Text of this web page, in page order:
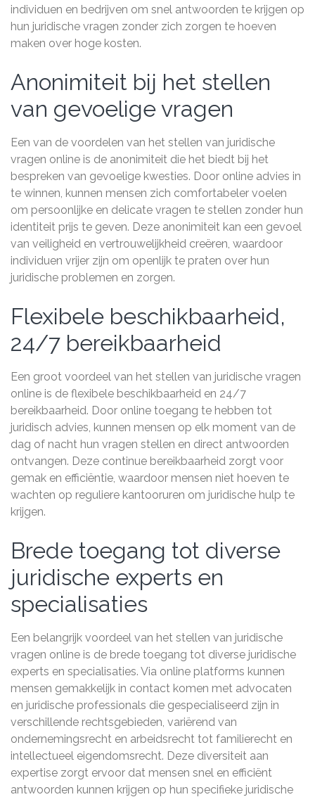
individuen en bedrijven om snel antwoorden te krijgen op
hun juridische vragen zonder zich zorgen te hoeven
maken over hoge kosten.
Anonimiteit bij het stellen
van gevoelige vragen
Een van de voordelen van het stellen van juridische
vragen online is de anonimiteit die het biedt bij het
bespreken van gevoelige kwesties. Door online advies in
te winnen, kunnen mensen zich comfortabeler voelen
om persoonlijke en delicate vragen te stellen zonder hun
identiteit prijs te geven. Deze anonimiteit kan een gevoel
van veiligheid en vertrouwelijkheid creëren, waardoor
individuen vrijer zijn om openlijk te praten over hun
juridische problemen en zorgen.
Flexibele beschikbaarheid,
24/7 bereikbaarheid
Een groot voordeel van het stellen van juridische vragen
online is de flexibele beschikbaarheid en 24/7
bereikbaarheid. Door online toegang te hebben tot
juridisch advies, kunnen mensen op elk moment van de
dag of nacht hun vragen stellen en direct antwoorden
ontvangen. Deze continue bereikbaarheid zorgt voor
gemak en efficiëntie, waardoor mensen niet hoeven te
wachten op reguliere kantooruren om juridische hulp te
krijgen.
Brede toegang tot diverse
juridische experts en
specialisaties
Een belangrijk voordeel van het stellen van juridische
vragen online is de brede toegang tot diverse juridische
experts en specialisaties. Via online platforms kunnen
mensen gemakkelijk in contact komen met advocaten
en juridische professionals die gespecialiseerd zijn in
verschillende rechtsgebieden, variërend van
ondernemingsrecht en arbeidsrecht tot familierecht en
intellectueel eigendomsrecht. Deze diversiteit aan
expertise zorgt ervoor dat mensen snel en efficiënt
antwoorden kunnen krijgen op hun specifieke juridische